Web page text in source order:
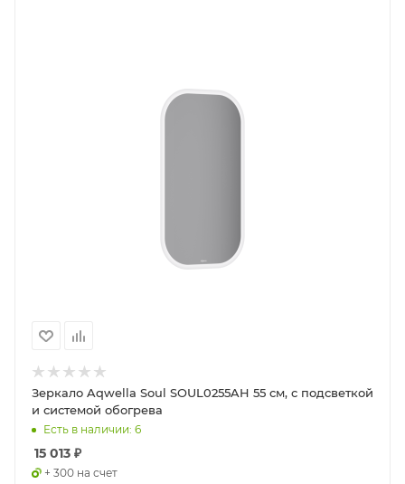
Зеркало Aqwella Soul SOUL0255AH 55 см, с подсветкой
и системой обогрева
Есть в наличии: 6
15 013 ₽
+ 300 на счет